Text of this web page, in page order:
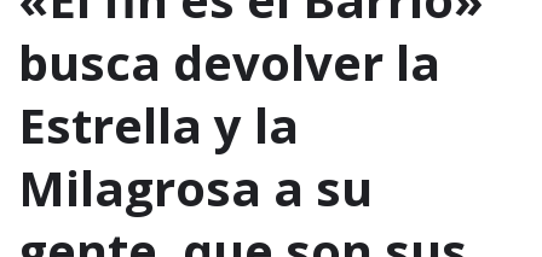
busca devolver la
Estrella y la
Milagrosa a su